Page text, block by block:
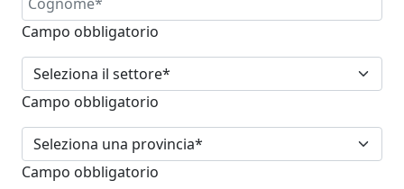
Campo obbligatorio
Campo obbligatorio
Campo obbligatorio